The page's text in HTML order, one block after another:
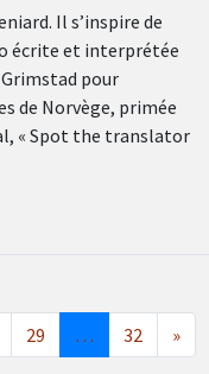
Il s’inspire de
écrite et interprétée
pour
de Norvège, primée
« Spot the translator
29 … 32 »